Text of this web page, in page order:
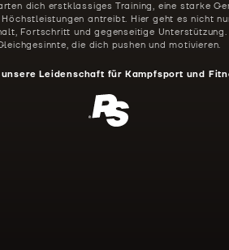
dich erstklassiges Training, eine starke
antreibt. Hier geht es nicht
Fortschritt und gegenseitige
die dich pushen und motivieren.
Leidenschaft für Kampfsport und